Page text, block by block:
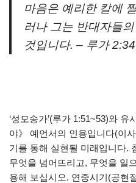
마음은 예리한 칼에
러나 그는 반대자들
것입니다. – 루가
‘성모송가’(루가 1:51~53)와
야》 예언서의 인용입니다(이
기를 통해 실현될 미래입니다.
무엇을 넘어뜨리고, 무엇을 일
용해 보십시오. 연중시기(공현